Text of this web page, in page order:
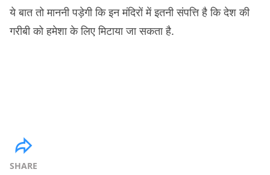
ये बात तो माननी पड़ेगी कि इन मंदिरों में इतनी संपत्ति है कि देश की
गरीबी को हमेशा के लिए मिटाया जा सकता है.
SHARE